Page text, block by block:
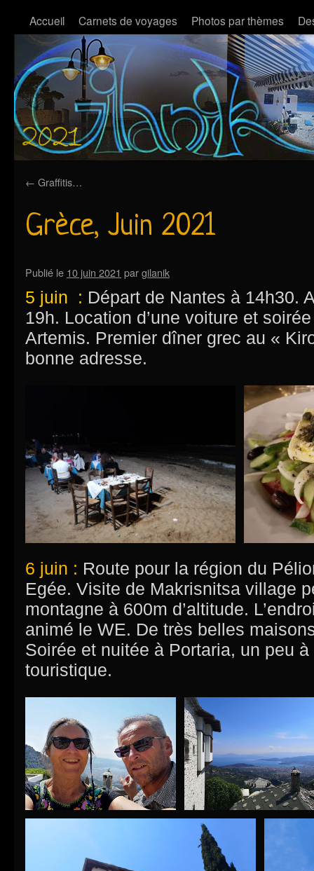
Accueil Carnets de voyages Photos par thèmes
← Graffitis…
Grèce, Juin 2021
Publié le 10 juin 2021 pargilanik
5 juin : Départ de Nantes à 14h30.
19h. Location d’une voiture et
Artemis. Premier dîner grec au «
bonne adresse.
6 juin : Route pour la région du
Egée. Visite de Makrisnitsa village
montagne à 600m d’altitude.
animé le WE. De très belles
Soirée et nuitée à Portaria, un peu à
touristique.